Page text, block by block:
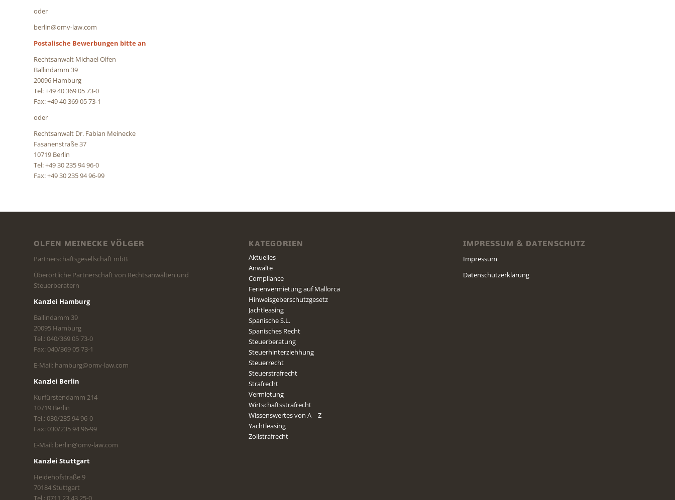
oder
berlin@omv-law.com
Postalische Bewerbungen bitte an
Rechtsanwalt Michael Olfen
Ballindamm 39
20096 Hamburg
Tel: +49 40 369 05 73-0
Fax: +49 40 369 05 73-1
oder
Rechtsanwalt Dr. Fabian Meinecke
Fasanenstraße 37
10719 Berlin
Tel: +49 30 235 94 96-0
Fax: +49 30 235 94 96-99
OLFEN MEINECKE VÖLGER
Partnerschaftsgesellschaft mbB
Überörtliche Partnerschaft von Rechtsanwälten und
Steuerberatern
Kanzlei Hamburg
Ballindamm 39
20095 Hamburg
Tel.: 040/369 05 73-0
Fax: 040/369 05 73-1
E-Mail: hamburg@omv-law.com
Kanzlei Berlin
Kurfürstendamm 214
10719 Berlin
Tel.: 030/235 94 96-0
Fax: 030/235 94 96-99
E-Mail: berlin@omv-law.com
Kanzlei Stuttgart
Heidehofstraße 9
70184 Stuttgart
KATEGORIEN
Aktuelles
Anwälte
Compliance
Ferienvermietung auf Mallorca
Hinweisgeberschutzgesetz
Jachtleasing
Spanische S.L.
Spanisches Recht
Steuerberatung
Steuerhinterziehhung
Steuerrecht
Steuerstrafrecht
Strafrecht
Vermietung
Wirtschaftsstrafrecht
Wissenswertes von A – Z
Yachtleasing
Zollstrafrecht
IMPRESSUM & DATENSCHUTZ
Impressum
Datenschutzerklärung